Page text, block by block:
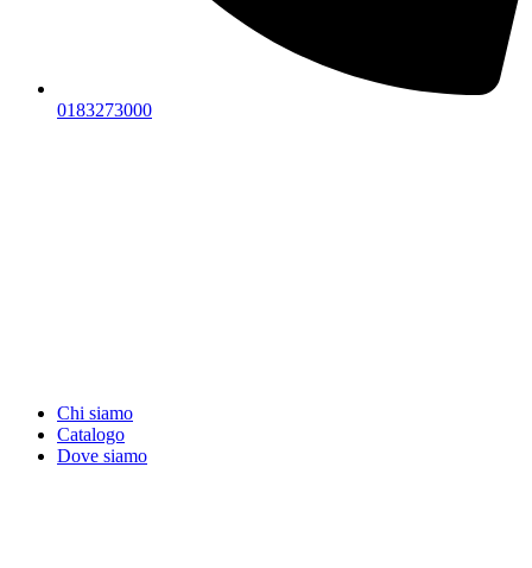
0183273000
Chi siamo
Catalogo
Dove siamo